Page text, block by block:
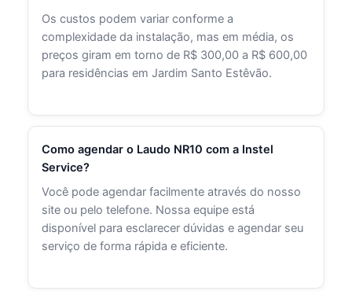
Os custos podem variar conforme a
complexidade da instalação, mas em média, os
preços giram em torno de R$ 300,00 a R$ 600,00
para residências em Jardim Santo Estêvão.
Como agendar o Laudo NR10 com a Instel
Service?
Você pode agendar facilmente através do nosso
site ou pelo telefone. Nossa equipe está
disponível para esclarecer dúvidas e agendar seu
serviço de forma rápida e eficiente.